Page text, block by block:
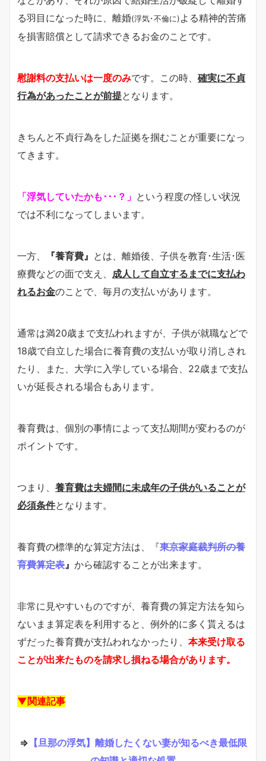
る羽目になった時に、離婚(浮気･不倫に)よる精神的苦痛
を損害賠償として請求できるお金のことです。
慰謝料の支払いは一度のみです。この時、 確実に不貞
行為があったことが前提となります。
きちんと不貞行為をした証拠を掴むことが重要になっ
てきます。
「浮気していたかも･･･？」 という程度の怪しい状況
では不利になってしまいます。
一方、 『養育費』 とは、離婚後、子供を教育･生活･医
療費などの面で支え、 成人して自立するまでに支払わ
れるお金のことで、毎月の支払いがあります。
通常は満20歳まで支払われますが、子供が就職などで
18歳で自立した場合に養育費の支払いが取り消しされ
たり、また、大学に入学している場合、22歳まで支払
いが延長される場合もあります。
養育費は、個別の事情によって支払期間が変わるのが
ポイントです。
つまり、 養育費は夫婦間に未成年の子供がいることが
必須条件となります。
養育費の標準的な算定方法は、『東京家庭裁判所の養
育費算定表 』 から確認することが出来ます。
非常に見やすいものですが、養育費の算定方法を知ら
ないまま算定表を利用すると、例外的に多く貰えるは
ずだった養育費が支払われなかったり、 本来受け取る
ことが出来たものを請求し損ねる場合があります。
▼関連記事
⇒ 【旦那の浮気】離婚したくない妻が知るべき最低限